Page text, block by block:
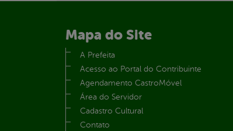
Mapa do Site
A Prefeita
Acesso ao Portal do Contribuinte
Agendamento CastroMóvel
Área do Servidor
Cadastro Cultural
Contato